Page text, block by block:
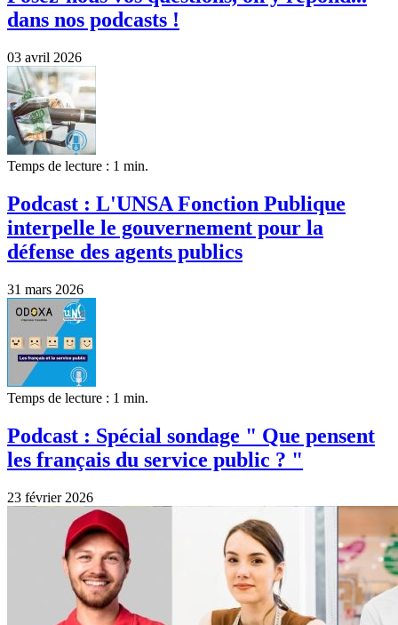
dans nos podcasts !
03 avril 2026
Temps de lecture : 1 min.
Podcast : L'UNSA Fonction Publique
interpelle le gouvernement pour la
défense des agents publics
31 mars 2026
Temps de lecture : 1 min.
Podcast : Spécial sondage " Que pensent
les français du service public ? "
23 février 2026